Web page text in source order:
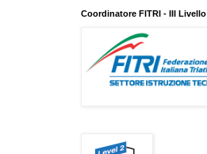
Coordinatore FITRI - III Livello